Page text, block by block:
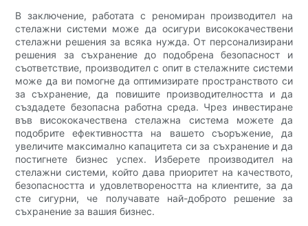
В заключение, работата с реномиран производител на
стелажни системи може да осигури висококачествени
стелажни решения за всяка нужда. От персонализирани
решения за съхранение до подобрена безопасност и
съответствие, производител с опит в стелажните системи
може да ви помогне да оптимизирате пространството си
за съхранение, да повишите производителността и да
създадете безопасна работна среда. Чрез инвестиране
във висококачествена стелажна система можете да
подобрите ефективността на вашето съоръжение, да
увеличите максимално капацитета си за съхранение и да
постигнете бизнес успех. Изберете производител на
стелажни системи, който дава приоритет на качеството,
безопасността и удовлетвореността на клиентите, за да
сте сигурни, че получавате най-доброто решение за
съхранение за вашия бизнес.